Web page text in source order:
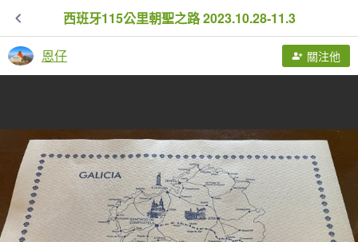
西班牙115公里朝聖之路 2023.10.28-11.3
恩仔 關注他